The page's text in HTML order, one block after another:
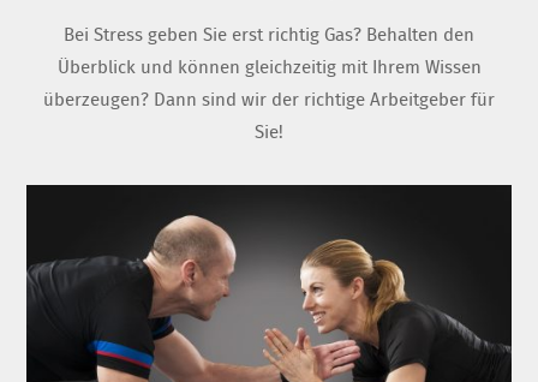
Bei Stress geben Sie erst richtig Gas? Behalten den
Überblick und können gleichzeitig mit Ihrem Wissen
überzeugen? Dann sind wir der richtige Arbeitgeber für
Sie!